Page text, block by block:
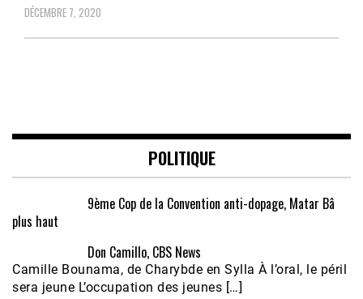
DÉCEMBRE 7, 2020
POLITIQUE
9ème Cop de la Convention anti-dopage, Matar Bâ
plus haut
Don Camillo, CBS News
Camille Bounama, de Charybde en Sylla À l’oral, le péril
sera jeune L’occupation des jeunes […]